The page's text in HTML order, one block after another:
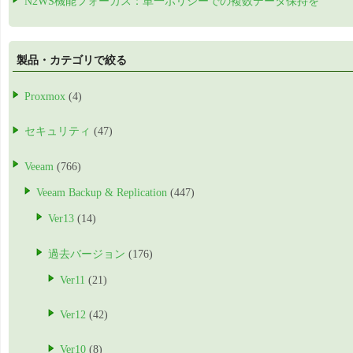
製品・カテゴリで絞る
Proxmox (4)
セキュリティ (47)
Veeam (766)
Veeam Backup & Replication (447)
Ver13 (14)
過去バージョン (176)
Ver11 (21)
Ver12 (42)
Ver10 (8)